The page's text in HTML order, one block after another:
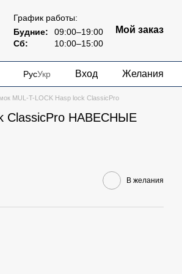
График работы:
Будние:
09:00–19:00
Сб:
10:00–15:00
Мой заказ
РусУкр Вход Желания
MUL-T-LOCK Hasp lock ClassicPro
ClassicPro НАВЕСНЫЕ
В желания